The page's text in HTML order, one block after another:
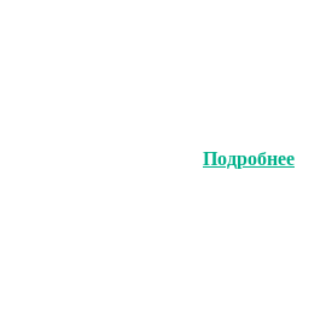
Подробнее